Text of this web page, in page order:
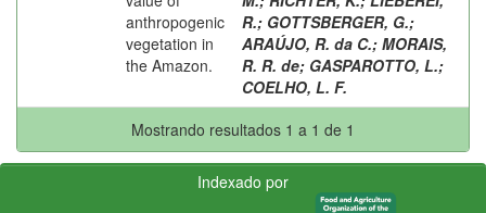
anthropogenic
vegetation in
the Amazon.
R.; GOTTSBERGER, G.;
ARAÚJO, R. da C.; MORAIS,
R. R. de; GASPAROTTO, L.;
COELHO, L. F.
Mostrando resultados 1 a 1 de 1
Indexado por